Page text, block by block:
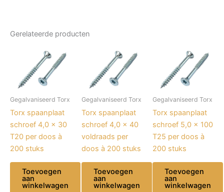
Gerelateerde producten
Gegalvaniseerd Torx
Torx spaanplaat
schroef 4,0 x 30
T20 per doos à
200 stuks
Toevoegen
aan
winkelwagen
Gegalvaniseerd Torx
Torx spaanplaat
schroef 4,0 x 40
voldraads per
doos à 200 stuks
Toevoegen
aan
winkelwagen
Gegalvaniseerd Torx
Torx spaanplaat
schroef 5,0 x 100
T25 per doos à
200 stuks
Toevoegen
aan
winkelwagen